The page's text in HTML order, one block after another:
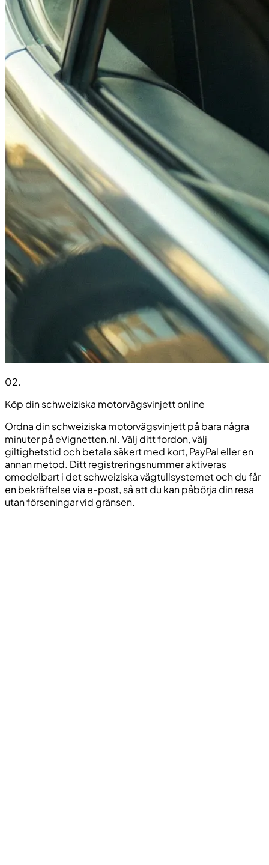
02.
Köp din schweiziska motorvägsvinjett online
Ordna din schweiziska motorvägsvinjett på bara några
minuter på eVignetten.nl. Välj ditt fordon, välj
giltighetstid och betala säkert med kort, PayPal eller en
annan metod. Ditt registreringsnummer aktiveras
omedelbart i det schweiziska vägtullsystemet och du får
en bekräftelse via e-post, så att du kan påbörja din resa
utan förseningar vid gränsen.